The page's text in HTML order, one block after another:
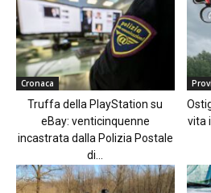
Cronaca
Truffa della PlayStation su
eBay: venticinquenne
incastrata dalla Polizia Postale
di...
vita